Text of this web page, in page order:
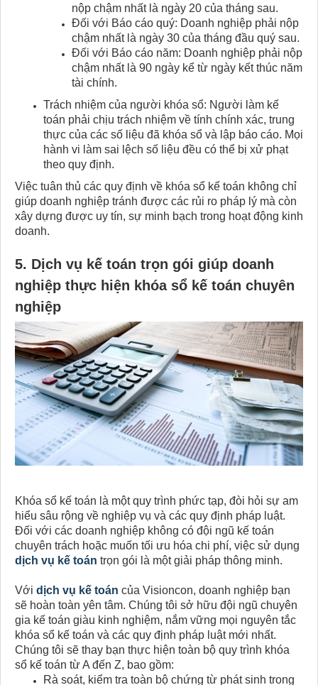
nộp chậm nhất là ngày 20 của tháng sau.
Đối với Báo cáo quý: Doanh nghiệp phải nộp
chậm nhất là ngày 30 của tháng đầu quý sau.
Đối với Báo cáo năm: Doanh nghiệp phải nộp
chậm nhất là 90 ngày kể từ ngày kết thúc năm
tài chính.
Trách nhiệm của người khóa sổ: Người làm kế
toán phải chịu trách nhiệm về tính chính xác, trung
thực của các số liệu đã khóa sổ và lập báo cáo. Mọi
hành vi làm sai lệch số liệu đều có thể bị xử phạt
theo quy định.
Việc tuân thủ các quy định về khóa sổ kế toán không chỉ
giúp doanh nghiệp tránh được các rủi ro pháp lý mà còn
xây dựng được uy tín, sự minh bạch trong hoạt động kinh
doanh.
5. Dịch vụ kế toán trọn gói giúp doanh
nghiệp thực hiện khóa sổ kế toán chuyên
nghiệp
Khóa sổ kế toán là một quy trình phức tạp, đòi hỏi sự am
hiểu sâu rộng về nghiệp vụ và các quy định pháp luật.
Đối với các doanh nghiệp không có đội ngũ kế toán
chuyên trách hoặc muốn tối ưu hóa chi phí, việc sử dụng
dịch vụ kế toán trọn gói là một giải pháp thông minh.
Với dịch vụ kế toán của Visioncon, doanh nghiệp bạn
sẽ hoàn toàn yên tâm. Chúng tôi sở hữu đội ngũ chuyên
gia kế toán giàu kinh nghiệm, nắm vững mọi nguyên tắc
khóa sổ kế toán và các quy định pháp luật mới nhất.
Chúng tôi sẽ thay bạn thực hiện toàn bộ quy trình khóa
sổ kế toán từ A đến Z, bao gồm:
Rà soát, kiểm tra toàn bộ chứng từ phát sinh trong